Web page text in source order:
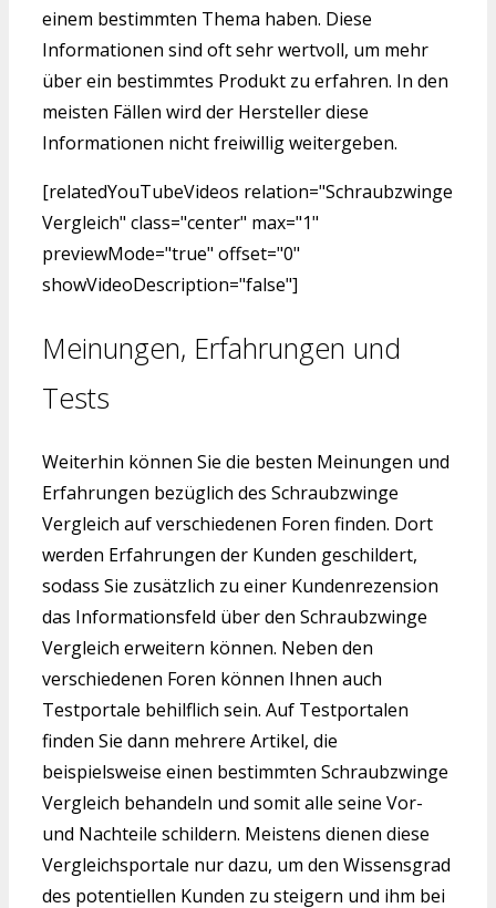
einem bestimmten Thema haben. Diese
Informationen sind oft sehr wertvoll, um mehr
über ein bestimmtes Produkt zu erfahren. In den
meisten Fällen wird der Hersteller diese
Informationen nicht freiwillig weitergeben.
[relatedYouTubeVideos relation="Schraubzwinge
Vergleich" class="center" max="1"
previewMode="true" offset="0"
showVideoDescription="false"]
Meinungen, Erfahrungen und
Tests
Weiterhin können Sie die besten Meinungen und
Erfahrungen bezüglich des Schraubzwinge
Vergleich auf verschiedenen Foren finden. Dort
werden Erfahrungen der Kunden geschildert,
sodass Sie zusätzlich zu einer Kundenrezension
das Informationsfeld über den Schraubzwinge
Vergleich erweitern können. Neben den
verschiedenen Foren können Ihnen auch
Testportale behilflich sein. Auf Testportalen
finden Sie dann mehrere Artikel, die
beispielsweise einen bestimmten Schraubzwinge
Vergleich behandeln und somit alle seine Vor-
und Nachteile schildern. Meistens dienen diese
Vergleichsportale nur dazu, um den Wissensgrad
des potentiellen Kunden zu steigern und ihm bei